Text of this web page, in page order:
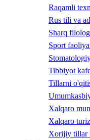
Raqamli
Rus tili va
Sharq
Sport
Tibbiyot
Tillarni
Xalqaro
Xalqaro
Xorijiy tillar